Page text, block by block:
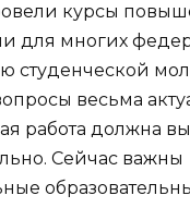
курсы
для многих
студенческой
весьма
работа должна
Сейчас важны